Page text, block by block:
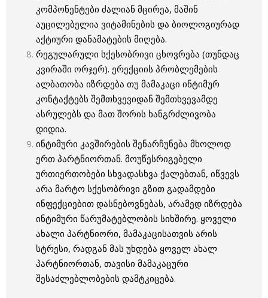
კომპონენტები ძალიან მცირეა, მაშინ
აუცილებელია ვიტამინების და ბიოლოგიურად
აქტიური დანამატების მიღება.
რეგულარული სქესობრივი ცხოვრება (თუნდაც
კვირაში ორჯერ). ერექციის პრობლემების
ალბათობა იზრდება თუ მამაკაცი ინტიმურ
კონტაქტებს შემთხვევიდან შემთხვევამდე
ასრულებს და მათ შორის ხანგრძლივობა
დიდია.
ინტიმური კავშირების შენარჩუნება მხოლოდ
ერთ პარტნიორთან. მოუწესრიგებელი
ურთიერთობები სხვადასხვა ქალებთან, იწვევს
არა მარტო სქესობრივი გზით გადამდები
ინფექციებით დასნებოვნებას, არამედ იზრდება
ინტიმური წარუმატებლობის სიხშირე. ყოველი
ახალი პარტნიორი, მამაკაცისათვის არის
სტრესი, რადგან მას უხდება ყოველ ახალ
პარტნიორთან, თავისი მამაკაცური
შესაძლებლობების დამტკიცება.